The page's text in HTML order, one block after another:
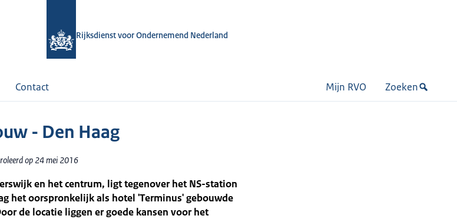
Rijksdienst voor Ondernemend Nederland
Contact Mijn RVO Zoeken
- Den Haag
op 24 mei 2016
en het centrum, ligt tegenover het NS-station
het oorspronkelijk als hotel 'Terminus' gebouwde
de locatie liggen er goede kansen voor het